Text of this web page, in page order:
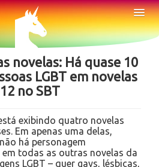
novelas: Há quase 10
LGBT em novelas
no SBT
exibindo quatro novelas
Em apenas uma delas,
há personagem
em todas as outras novelas da
LGBT – quer gays, lésbicas,